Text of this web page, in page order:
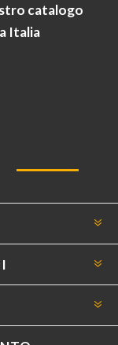
catalogo
Italia